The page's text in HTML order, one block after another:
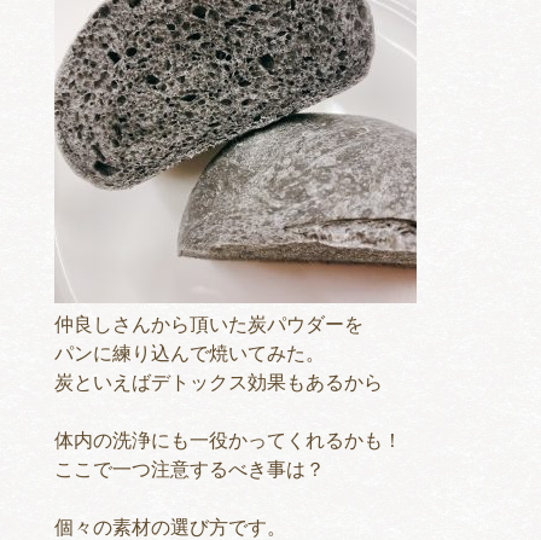
仲良しさんから頂いた炭パウダーを
パンに練り込んで焼いてみた。
炭といえばデトックス効果もあるから
体内の洗浄にも一役かってくれるかも！
ここで一つ注意するべき事は？
個々の素材の選び方です。